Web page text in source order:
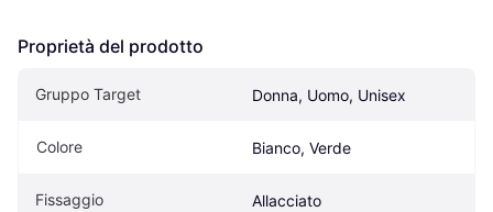
Proprietà del prodotto
Gruppo Target Donna, Uomo, Unisex
Colore Bianco, Verde
Fissaggio Allacciato